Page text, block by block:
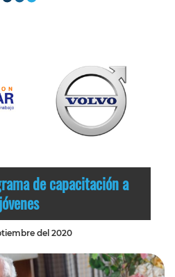
de capacitación a
jóvenes
del 2020